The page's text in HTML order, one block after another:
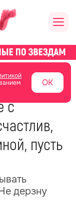
ОК
с
пусть
дерзну